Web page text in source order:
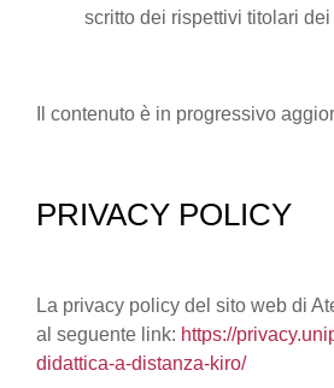
scritto dei rispettivi titolari dei
Il contenuto è in progressivo
PRIVACY POLICY
La privacy policy del sito web di
al seguente link: https://
didattica-a-distanza-kiro/